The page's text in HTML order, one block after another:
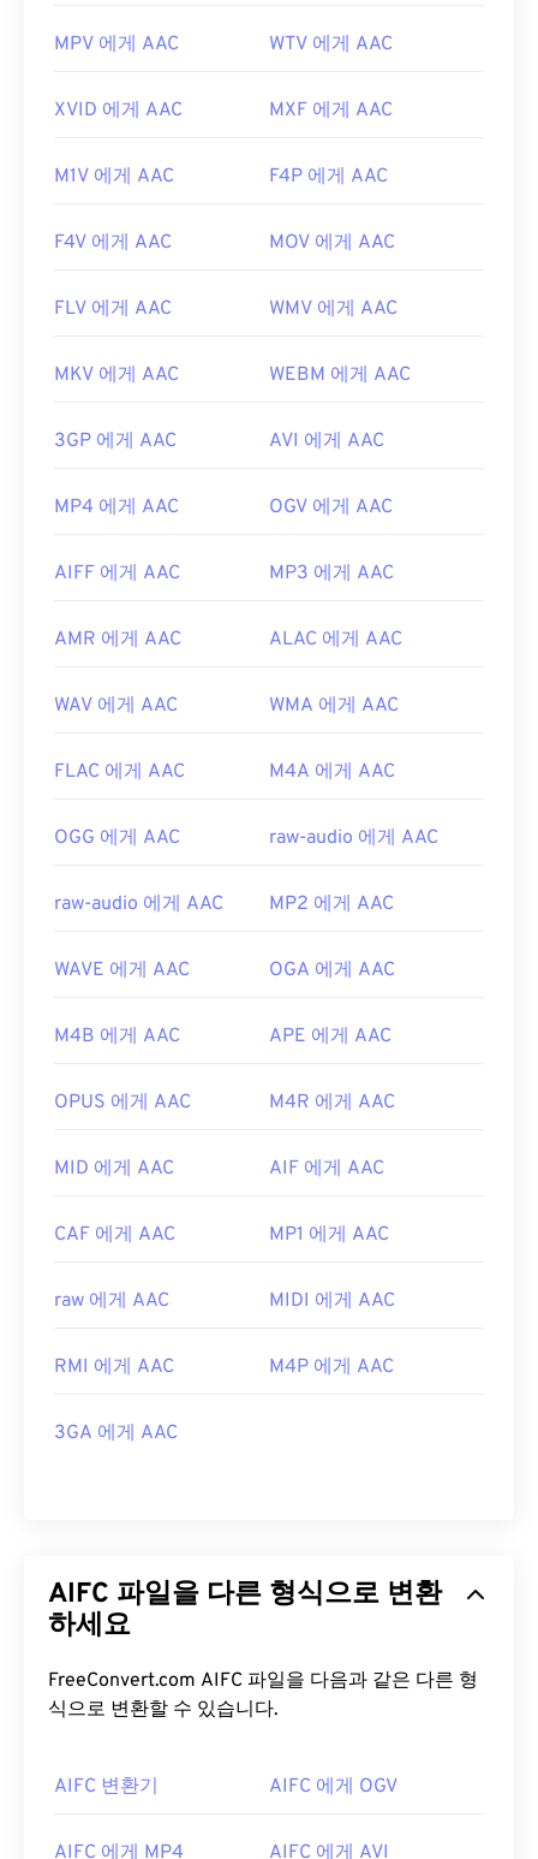
MPV 에게 AAC WTV 에게 AAC
XVID 에게 AAC MXF 에게 AAC
M1V 에게 AAC F4P 에게 AAC
F4V 에게 AAC MOV 에게 AAC
FLV 에게 AAC WMV 에게 AAC
MKV 에게 AAC WEBM 에게 AAC
3GP 에게 AAC AVI 에게 AAC
MP4 에게 AAC OGV 에게 AAC
AIFF 에게 AAC MP3 에게 AAC
AMR 에게 AAC ALAC 에게 AAC
WAV 에게 AAC WMA 에게 AAC
FLAC 에게 AAC M4A 에게 AAC
OGG 에게 AAC raw-audio 에게 AAC
raw-audio 에게 AAC MP2 에게 AAC
WAVE 에게 AAC OGA 에게 AAC
M4B 에게 AAC APE 에게 AAC
OPUS 에게 AAC M4R 에게 AAC
MID 에게 AAC AIF 에게 AAC
CAF 에게 AAC MP1 에게 AAC
raw 에게 AAC MIDI 에게 AAC
RMI 에게 AAC M4P 에게 AAC
3GA 에게 AAC
AIFC 파일을 다른 형식으로 변환
하세요
FreeConvert.com AIFC 파일을 다음과 같은 다른 형
식으로 변환할 수 있습니다.
AIFC 변환기 AIFC 에게 OGV
AIFC 에게 MP4 AIFC 에게 AVI